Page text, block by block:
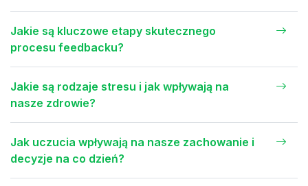
Jakie są kluczowe etapy skutecznego
procesu feedbacku?
Jakie są rodzaje stresu i jak wpływają na
nasze zdrowie?
Jak uczucia wpływają na nasze zachowanie i
decyzje na co dzień?